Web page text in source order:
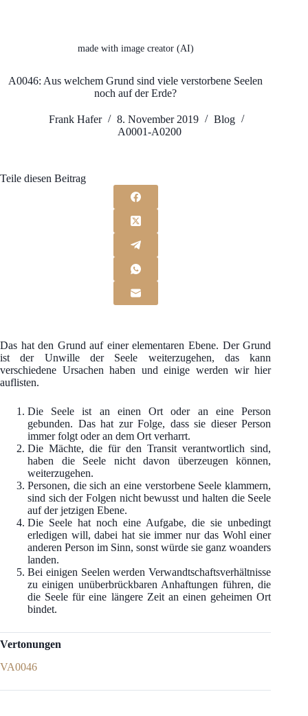
made with image creator (AI)
A0046: Aus welchem Grund sind viele verstorbene Seelen
noch auf der Erde?
Frank Hafer 8. November 2019
Blog
A0001-A0200
Teile diesen Beitrag
Das hat den Grund auf einer elementaren Ebene. Der Grund
ist der Unwille der Seele weiterzugehen, das kann
verschiedene Ursachen haben und einige werden wir hier
auflisten.
Die Seele ist an einen Ort oder an eine Person
gebunden. Das hat zur Folge, dass sie dieser Person
immer folgt oder an dem Ort verharrt.
Die Mächte, die für den Transit verantwortlich sind,
haben die Seele nicht davon überzeugen können,
weiterzugehen.
Personen, die sich an eine verstorbene Seele klammern,
sind sich der Folgen nicht bewusst und halten die Seele
auf der jetzigen Ebene.
Die Seele hat noch eine Aufgabe, die sie unbedingt
erledigen will, dabei hat sie immer nur das Wohl einer
anderen Person im Sinn, sonst würde sie ganz woanders
landen.
Bei einigen Seelen werden Verwandtschaftsverhältnisse
zu einigen unüberbrückbaren Anhaftungen führen, die
die Seele für eine längere Zeit an einen geheimen Ort
bindet.
Vertonungen
VA0046